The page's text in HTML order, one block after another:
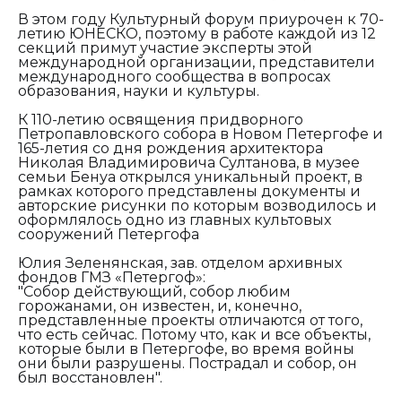
В этом году Культурный форум приурочен к 70-
летию ЮНЕСКО, поэтому в работе каждой из 12
секций примут участие эксперты этой
международной организации, представители
международного сообщества в вопросах
образования, науки и культуры.
К 110-летию освящения придворного
Петропавловского собора в Новом Петергофе и
165-летия со дня рождения архитектора
Николая Владимировича Султанова, в музее
семьи Бенуа открылся уникальный проект, в
рамках которого представлены документы и
авторские рисунки по которым возводилось и
оформлялось одно из главных культовых
сооружений Петергофа
Юлия Зеленянская, зав. отделом архивных
фондов ГМЗ «Петергоф»:
"Собор действующий, собор любим
горожанами, он известен, и, конечно,
представленные проекты отличаются от того,
что есть сейчас. Потому что, как и все объекты,
которые были в Петергофе, во время войны
они были разрушены. Пострадал и собор, он
был восстановлен".